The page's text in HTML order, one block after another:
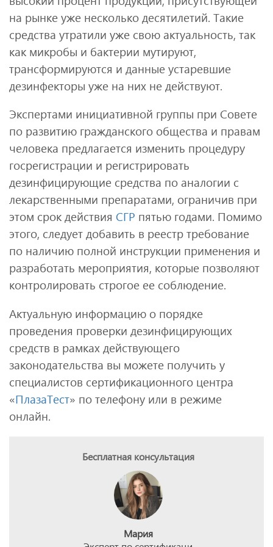
на рынке уже несколько десятилетий. Такие
средства утратили уже свою актуальность, так
как микробы и бактерии мутируют,
трансформируются и данные устаревшие
дезинфекторы уже на них не действуют.
Экспертами инициативной группы при Совете
по развитию гражданского общества и правам
человека предлагается изменить процедуру
госрегистрации и регистрировать
дезинфицирующие средства по аналогии с
лекарственными препаратами, ограничив при
этом срок действия СГР пятью годами. Помимо
этого, следует добавить в реестр требование
по наличию полной инструкции применения и
разработать мероприятия, которые позволяют
контролировать строгое ее соблюдение.
Актуальную информацию о порядке
проведения проверки дезинфицирующих
средств в рамках действующего
законодательства вы можете получить у
специалистов сертификационного центра
«ПлазаТест» по телефону или в режиме
онлайн.
Бесплатная консультация
Мария